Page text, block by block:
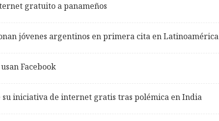
gratuito a panameños
jóvenes argentinos en primera cita en Latinoamérica
Facebook
iniciativa de internet gratis tras polémica en India